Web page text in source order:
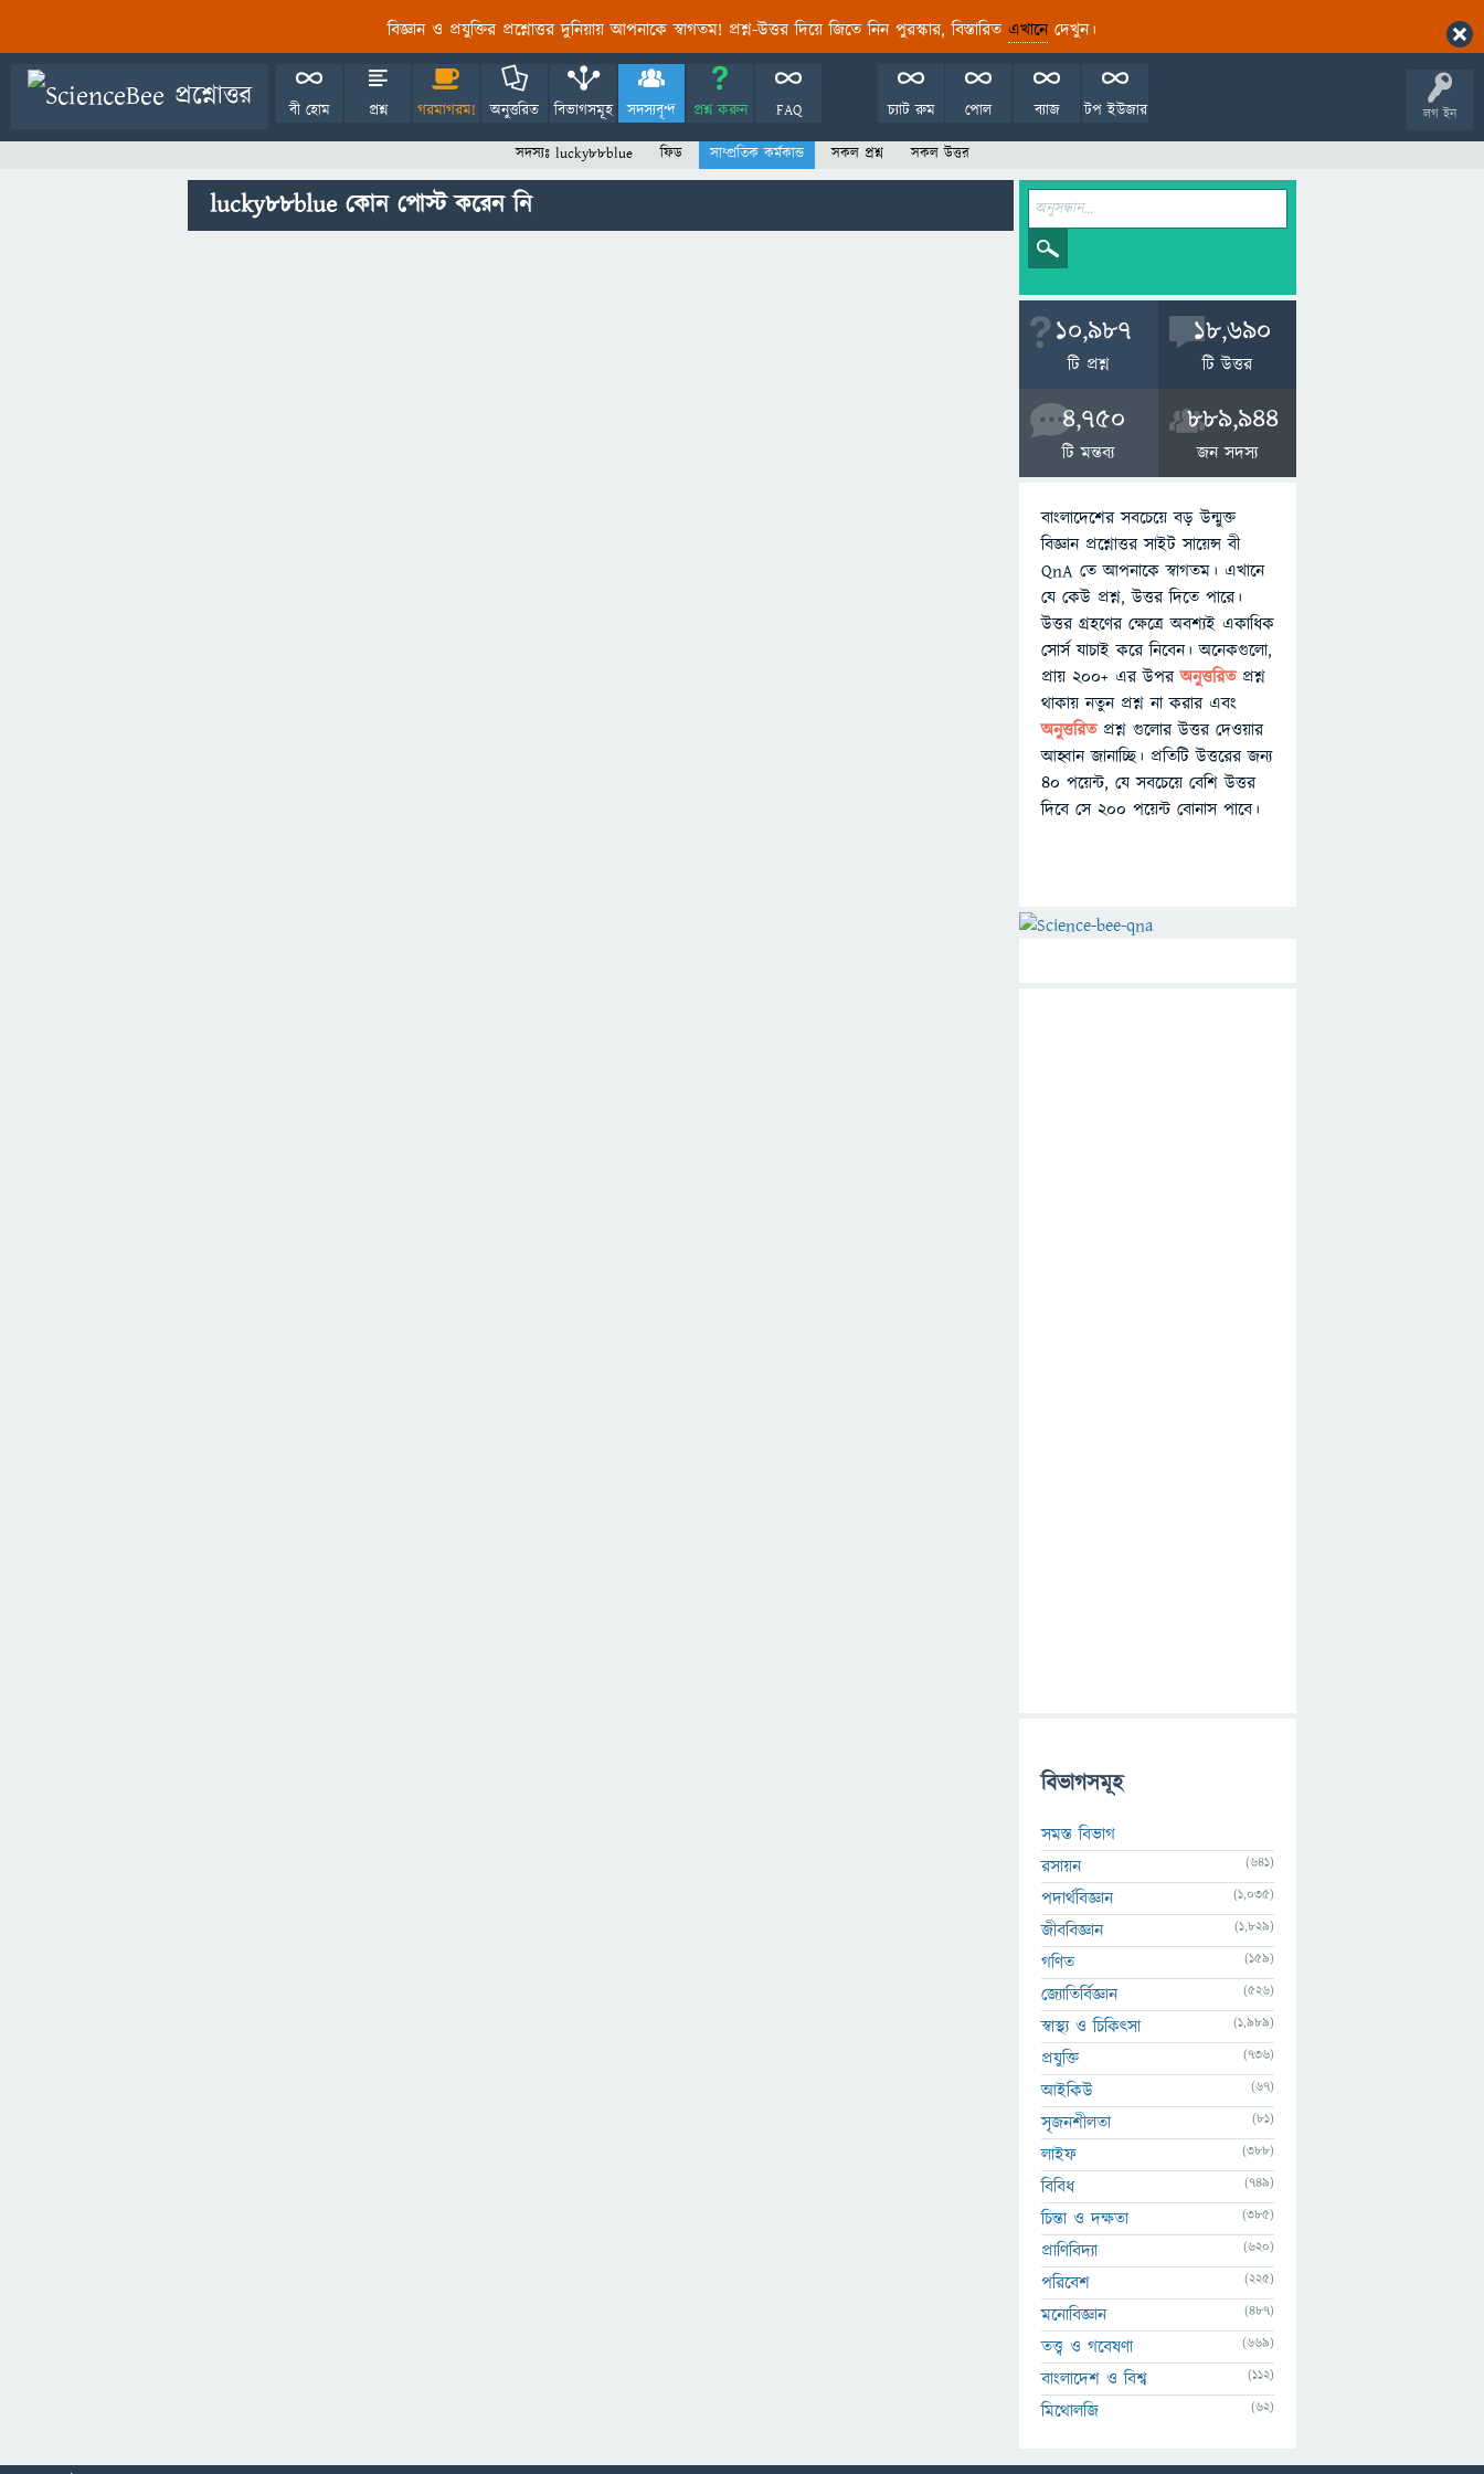
বিজ্ঞান ও প্রযুক্তির প্রশ্নোত্তর দুনিয়ায় আপনাকে স্বাগতম! প্রশ্ন-উত্তর দিয়ে জিতে নিন পুরস্কার, বিস্তারিত এখানেদেখুন।
লগ ইন
বী হোম প্রশ্ন গরমাগরম! অনুত্তরিত বিভাগসমূহ সদস্যবৃন্দ প্রশ্ন করুন FAQ টপ ইউজার
ব্যাজ
পোল
চ্যাট রুম
সদস্যঃ lucky88blue ফিড সাম্প্রতিক কর্মকান্ড সকল প্রশ্ন সকল উত্তর
lucky88blue কোন পোস্ট করেন নি
10,987
টি প্রশ্ন
18,690
টি উত্তর
4,750
টি মন্তব্য
889,944
জন সদস্য
বাংলাদেশের সবচেয়ে বড় উন্মুক্ত
বিজ্ঞান প্রশ্নোত্তর সাইট সায়েন্স বী
QnA তে আপনাকে স্বাগতম। এখানে
যে কেউ প্রশ্ন, উত্তর দিতে পারে।
উত্তর গ্রহণের ক্ষেত্রে অবশ্যই একাধিক
সোর্স যাচাই করে নিবেন। অনেকগুলো,
প্রায় ২০০+ এর উপরঅনুত্তরিতপ্রশ্ন
থাকায় নতুন প্রশ্ন না করার এবং
অনুত্তরিত প্রশ্ন গুলোর উত্তর দেওয়ার
আহ্বান জানাচ্ছি। প্রতিটি উত্তরের জন্য
৪০ পয়েন্ট, যে সবচেয়ে বেশি উত্তর
দিবে সে ২০০ পয়েন্ট বোনাস পাবে।
বিভাগসমূহ
সমস্ত বিভাগ
রসায়ন
(641)
পদার্থবিজ্ঞান (1,035)
জীববিজ্ঞান (1,829)
গণিত (159)
জ্যোতির্বিজ্ঞান (526)
স্বাস্থ্য ও চিকিৎসা (1,989)
প্রযুক্তি (736)
আইকিউ (67)
সৃজনশীলতা (81)
লাইফ (388)
বিবিধ (749)
চিন্তা ও দক্ষতা (385)
প্রাণিবিদ্যা (620)
পরিবেশ (225)
মনোবিজ্ঞান (487)
তত্ত্ব ও গবেষণা (669)
বাংলাদেশ ও বিশ্ব (112)
মিথোলজি (62)